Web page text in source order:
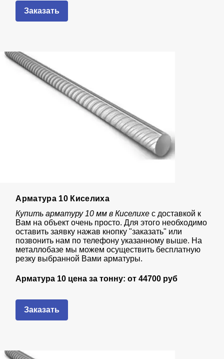
Заказать
Арматура 10 Киселиха
Купить арматуру 10 мм в Киселихес доставкой к
Вам на объект очень просто. Для этого необходимо
оставить заявку нажав кнопку "заказать" или
позвонить нам по телефону указанному выше. На
металлобазе мы можем осуществить бесплатную
резку выбранной Вами арматуры.
Арматура 10 цена за тонну: от44700 руб
Заказать